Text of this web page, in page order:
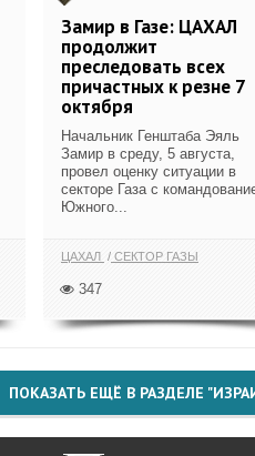
Замир в Газе: ЦАХАЛ
продолжит
преследовать всех
причастных к резне 7
октября
Начальник Генштаба Эяль
Замир в среду, 5 августа,
провел оценку ситуации в
секторе Газа с
Южного...
ЦАХАЛ СЕКТОР ГАЗЫ
347
ПОКАЗАТЬ ЕЩЁ В РАЗДЕЛЕ